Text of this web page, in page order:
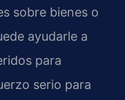
sobre bienes o
ayudarle a
para
serio para